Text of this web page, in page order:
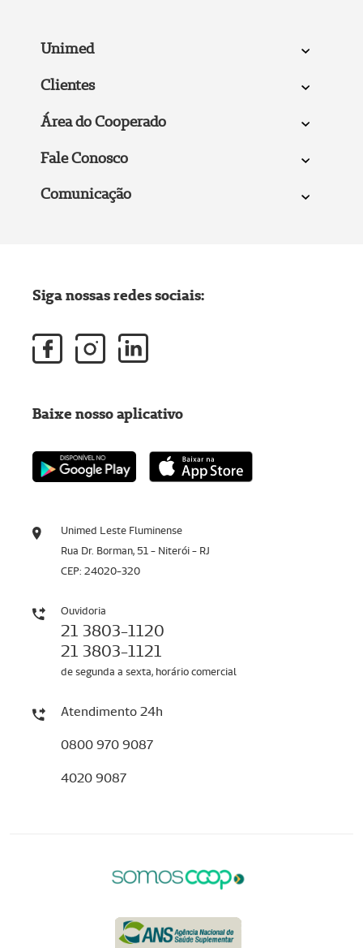
Unimed
Clientes
Área do Cooperado
Fale Conosco
Comunicação
Unimed Leste Fluminense
Rua Dr. Borman, 51 - Niterói - RJ
CEP: 24020-320
Ouvidoria
21 3803-1120
21 3803-1121
de segunda a sexta, horário comercial
Atendimento 24h
0800 970 9087
4020 9087
Siga nossas redes sociais:
Baixe nosso aplicativo